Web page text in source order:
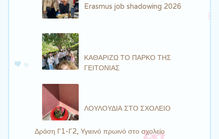
Erasmus job shadowing 2026
ΚΑΘΑΡΙΖΩ ΤΟ ΠΑΡΚΟ ΤΗΣ
ΓΕΙΤΟΝΙΑΣ
ΛΟΥΛΟΥΔΙΑ ΣΤΟ ΣΧΟΛΕΙΟ
Δράση Γ1-Γ2, Υγιεινό πρωινό στο σχολείο